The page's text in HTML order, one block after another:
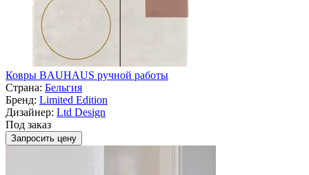
Ковры BAUHAUS ручной работы
Страна: Бельгия
Бренд: Limited Edition
Дизайнер: Ltd Design
Под заказ
Запросить цену